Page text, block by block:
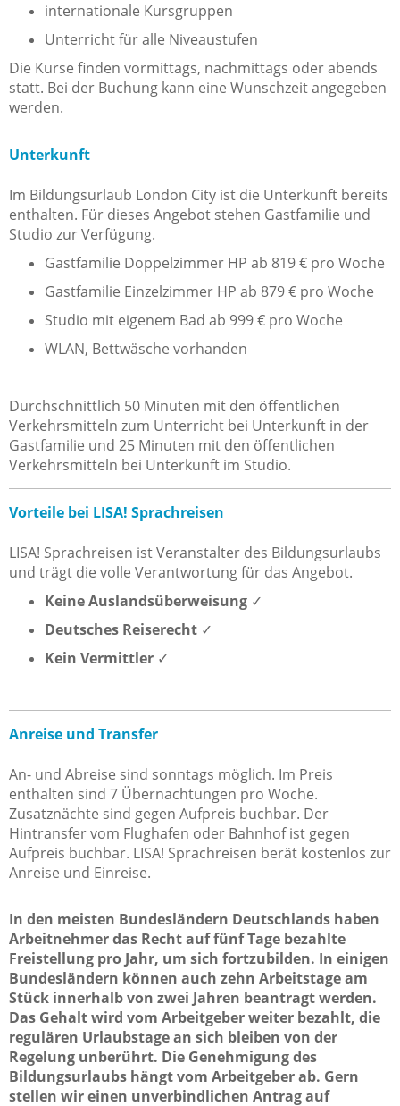
internationale Kursgruppen
Unterricht für alle Niveaustufen
Die Kurse finden vormittags, nachmittags oder abends
statt. Bei der Buchung kann eine Wunschzeit angegeben
werden.
Unterkunft
Im Bildungsurlaub London City ist die Unterkunft bereits
enthalten. Für dieses Angebot stehen Gastfamilie und
Studio zur Verfügung.
Gastfamilie Doppelzimmer HP ab 819 € pro Woche
Gastfamilie Einzelzimmer HP ab 879 € pro Woche
Studio mit eigenem Bad ab 999 € pro Woche
WLAN, Bettwäsche vorhanden
Durchschnittlich 50 Minuten mit den öffentlichen
Verkehrsmitteln zum Unterricht bei Unterkunft in der
Gastfamilie und 25 Minuten mit den öffentlichen
Verkehrsmitteln bei Unterkunft im Studio.
Vorteile bei LISA! Sprachreisen
LISA! Sprachreisen ist Veranstalter des Bildungsurlaubs
und trägt die volle Verantwortung für das Angebot.
Keine Auslandsüberweisung ✓
Deutsches Reiserecht ✓
Kein Vermittler ✓
Anreise und Transfer
An- und Abreise sind sonntags möglich. Im Preis
enthalten sind 7 Übernachtungen pro Woche.
Zusatznächte sind gegen Aufpreis buchbar. Der
Hintransfer vom Flughafen oder Bahnhof ist gegen
Aufpreis buchbar. LISA! Sprachreisen berät kostenlos zur
Anreise und Einreise.
In den meisten Bundesländern Deutschlands haben
Arbeitnehmer das Recht auf fünf Tage bezahlte
Freistellung pro Jahr, um sich fortzubilden. In einigen
Bundesländern können auch zehn Arbeitstage am
Stück innerhalb von zwei Jahren beantragt werden.
Das Gehalt wird vom Arbeitgeber weiter bezahlt, die
regulären Urlaubstage an sich bleiben von der
Regelung unberührt. Die Genehmigung des
Bildungsurlaubs hängt vom Arbeitgeber ab. Gern
stellen wir einen unverbindlichen Antrag auf